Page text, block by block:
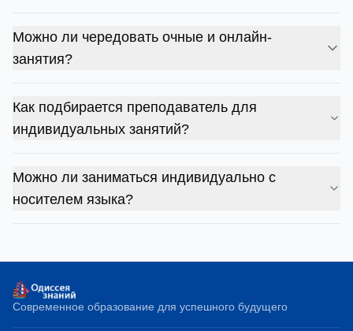
Можно ли чередовать очные и онлайн-
занятия?
Как подбирается преподаватель для
индивидуальных занятий?
Можно ли заниматься индивидуально с
носителем языка?
Современное образование для успешного будущего